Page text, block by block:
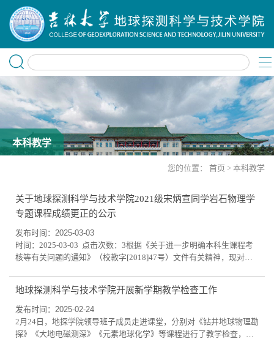
本科教学
您的位置： 首页 > 本科教学
关于地球探测科学与技术学院2021级宋炳宣同学岩石物理学
专题课程成绩更正的公示
发布时间：2025-03-03
时间：2025-03-03 点击次数：3根据《关于进一步明确本科生课程考
核等有关问题的通知》（校教字[2018]47号）文件有关精神，现对一
技术学院任课教师孙建国,孙建国联系电话13019202591变更理由及学
生基本信息变更理由：调研报告的手书版漏交（电子版已交，但成绩
评定以手书版为准），而平时成绩在上传...
地球探测科学与技术学院开展新学期教学检查工作
发布时间：2025-02-24
2月24日，地探学院领导班子成员走进课堂，分别对《钻井地球物理勘
探》《大地电磁测深》《元素地球化学》等课程进行了教学检查，与